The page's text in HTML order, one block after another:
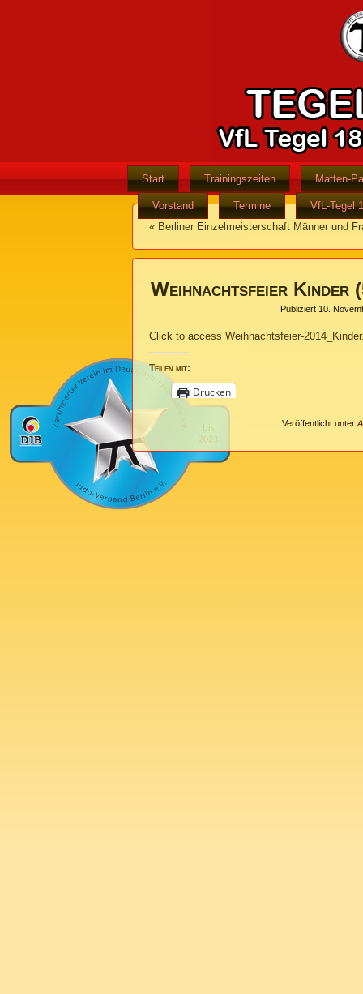
Start Trainingszeiten Matten-
Vorstand Termine
VfL-Tegel
« Berliner Einzelmeisterschaft Männer und
Weihnachtsfeier Kinder
Publiziert 10.
Click to access Weihnachtsfeier-
Teilen mit:
Drucken
Veröffentlicht unter